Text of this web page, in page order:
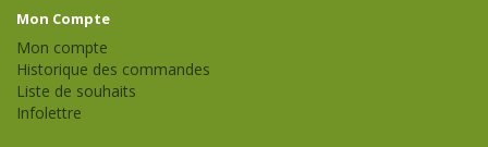
Mon Compte
Mon compte
Historique des commandes
Liste de souhaits
Infolettre